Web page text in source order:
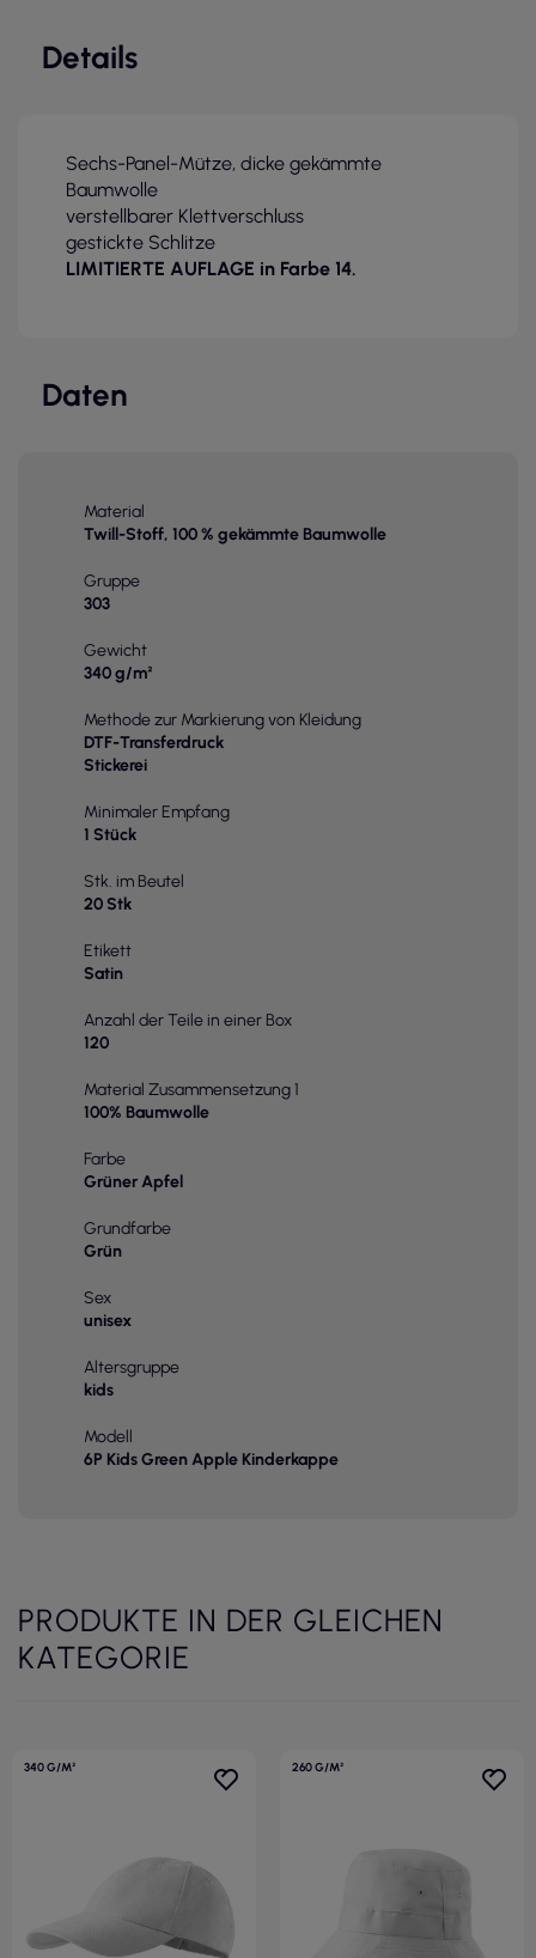
Details
Sechs-Panel-Mütze, dicke gekämmte
Baumwolle
verstellbarer Klettverschluss
gestickte Schlitze
LIMITIERTE AUFLAGE in Farbe 14.
Daten
Material
Twill-Stoff, 100 % gekämmte Baumwolle
Gruppe
303
Gewicht
340 g/m²
Methode zur Markierung von Kleidung
DTF-Transferdruck
Stickerei
Minimaler Empfang
1 Stück
Stk. im Beutel
20 Stk
Etikett
Satin
Anzahl der Teile in einer Box
120
Material Zusammensetzung 1
100% Baumwolle
Farbe
Grüner Apfel
Grundfarbe
Grün
Sex
unisex
Altersgruppe
kids
Modell
6P Kids Green Apple Kinderkappe
PRODUKTE IN DER GLEICHEN
KATEGORIE
340 G/M² 260 G/M²